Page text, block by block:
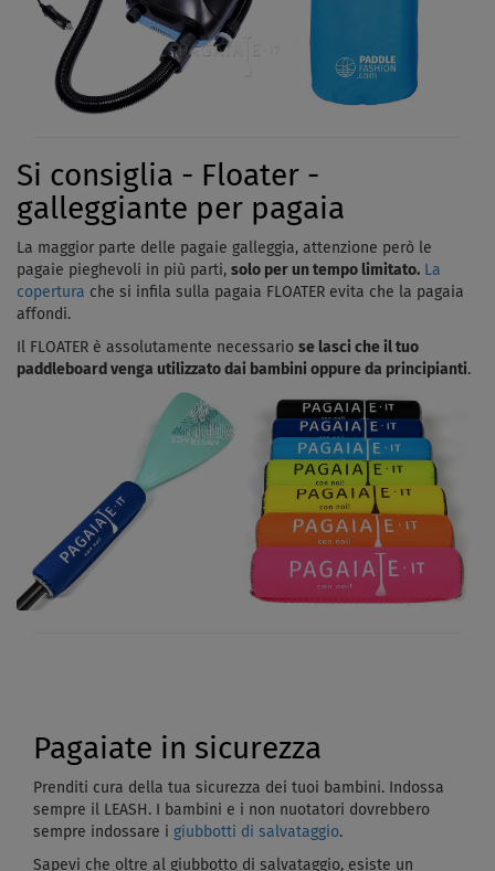
Si consiglia - Floater -
galleggiante per pagaia
La maggior parte delle pagaie galleggia, attenzione però le
pagaie pieghevoli in più parti, solo per un tempo limitato. La
copertura che si infila sulla pagaia FLOATER evita che la pagaia
affondi.
Il FLOATER è assolutamente necessario se lasci che il tuo
paddleboard venga utilizzato dai bambini oppure da principianti.
Pagaiate in sicurezza
Prenditi cura della tua sicurezza dei tuoi bambini. Indossa
sempre il LEASH. I bambini e i non nuotatori dovrebbero
sempre indossare i giubbotti di salvataggio.
Sapevi che oltre al giubbotto di salvataggio, esiste un